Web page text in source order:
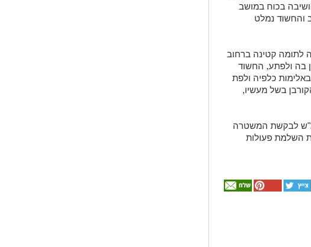
בכוח במושב
והחשוד נמלט
לתומה קטינה ברחוב
בה ולפתע, החשוד
כלפיה ולפת
בשל מעשיו,
לבקשת המשטרה
ב-4 ימים, עד לתאריך 13.11, לטובת השלמת פעולות